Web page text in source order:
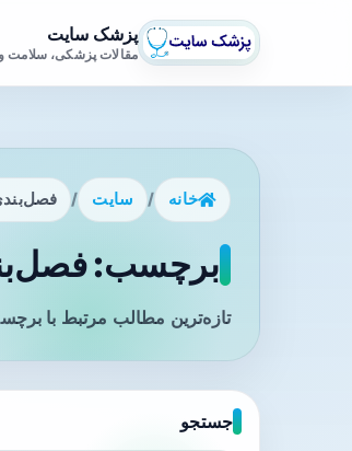
پزشک سایت
مقالات پزشکی، سلامت
خانه / سایت /
برچسب:
تازه‌ترین مطالب مرتبط با
جستجو